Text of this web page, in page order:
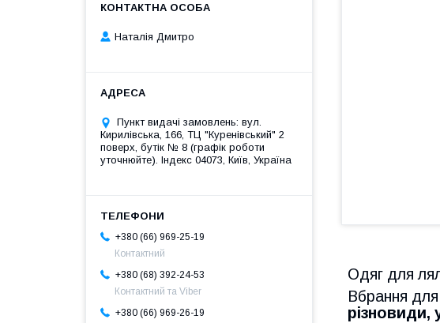
Одяг для
Вбрання для
різновиди,
Наталія Дмитро
Пункт видачі замовлень: вул.
Кирилівська, 166, ТЦ "Куренівський" 2
поверх, бутік № 8 (графік роботи
уточнюйте). Індекс 04073, Київ, Україна
+380 (66) 969-25-19
Контактний
+380 (68) 392-24-53
Контактний та Viber
+380 (66) 969-26-19